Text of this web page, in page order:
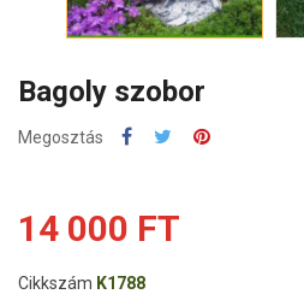
Bagoly szobor
Megosztás
14 000 FT
Cikkszám K1788